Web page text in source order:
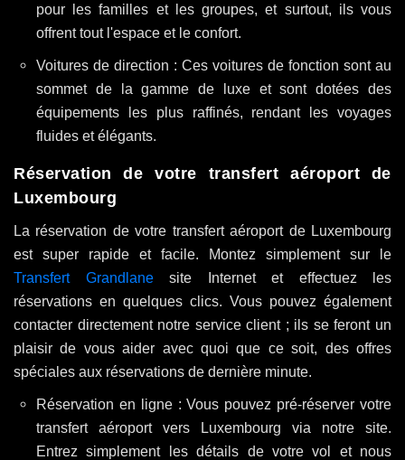
pour les familles et les groupes, et surtout, ils vous
offrent tout l'espace et le confort.
Voitures de direction : Ces voitures de fonction sont au
sommet de la gamme de luxe et sont dotées des
équipements les plus raffinés, rendant les voyages
fluides et élégants.
Réservation de votre transfert aéroport de
Luxembourg
La réservation de votre transfert aéroport de Luxembourg
est super rapide et facile. Montez simplement sur le
Transfert Grandlanesite Internet et effectuez les
réservations en quelques clics. Vous pouvez également
contacter directement notre service client ; ils se feront un
plaisir de vous aider avec quoi que ce soit, des offres
spéciales aux réservations de dernière minute.
Réservation en ligne : Vous pouvez pré-réserver votre
transfert aéroport vers Luxembourg via notre site.
Entrez simplement les détails de votre vol et nous